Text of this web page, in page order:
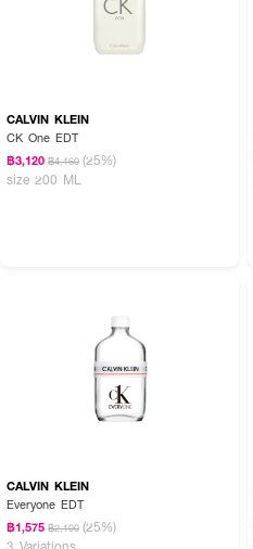
CALVIN KLEIN
CK One EDT
฿3,120 ฿4,160 (25%)
size 200 ML
CALVIN KLEIN
Everyone EDT
฿1,575 ฿2,100 (25%)
3 Variations